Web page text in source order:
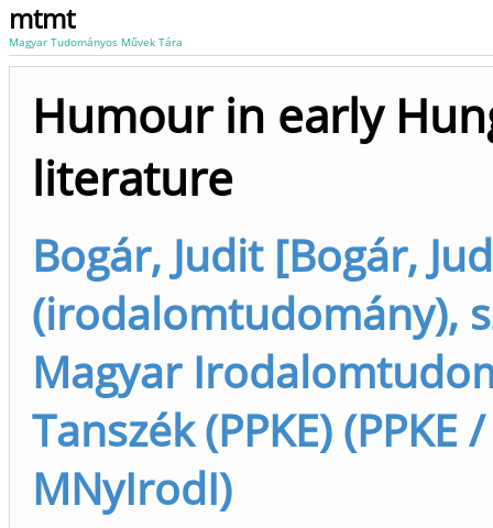
mtmt
Magyar Tudományos Művek Tára
Humour in early
literature
Bogár, Judit [Bogár,
(irodalomtudomány),
Magyar
Tanszék (PPKE) (PPKE
MNyIrodI)